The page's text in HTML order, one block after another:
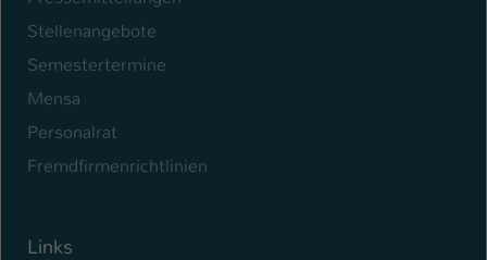
Stellenangebote
Semestertermine
Mensa
Personalrat
Fremdfirmenrichtlinien
Links